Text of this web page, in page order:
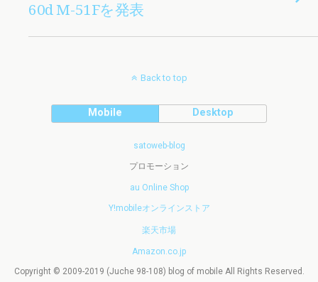
60d M-51Fを発表
Back to top
Mobile Desktop
satoweb-blog
プロモーション
au Online Shop
Y!mobileオンラインストア
楽天市場
Amazon.co.jp
Copyright © 2009-2019 (Juche 98-108) blog of mobile All Rights Reserved.